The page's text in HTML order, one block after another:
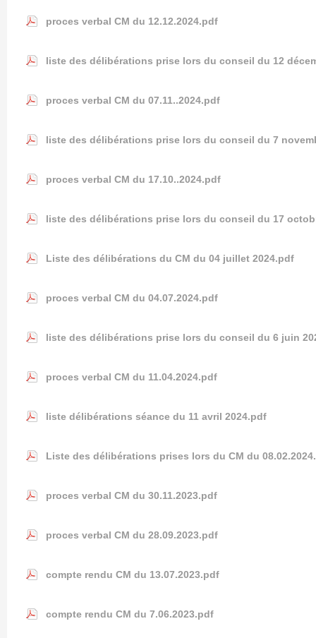
proces verbal CM du 12.12.2024.pdf
liste des délibérations prise lors du conseil du 12
proces verbal CM du 07.11..2024.pdf
liste des délibérations prise lors du conseil du 7
proces verbal CM du 17.10..2024.pdf
liste des délibérations prise lors du conseil du 17
Liste des délibérations du CM du 04 juillet 2024.pdf
proces verbal CM du 04.07.2024.pdf
liste des délibérations prise lors du conseil du 6 juin
proces verbal CM du 11.04.2024.pdf
liste délibérations séance du 11 avril 2024.pdf
Liste des délibérations prises lors du CM du
proces verbal CM du 30.11.2023.pdf
proces verbal CM du 28.09.2023.pdf
compte rendu CM du 13.07.2023.pdf
compte rendu CM du 7.06.2023.pdf